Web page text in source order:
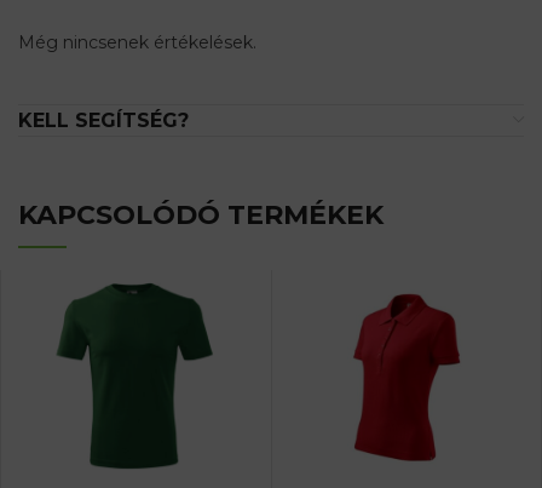
Még nincsenek értékelések.
KELL SEGÍTSÉG?
KAPCSOLÓDÓ TERMÉKEK